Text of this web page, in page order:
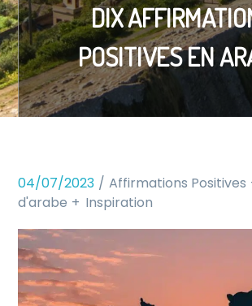
DIX
POSITIVES EN
04/07/2023 Affirmations Positives
d'arabe
Inspiration